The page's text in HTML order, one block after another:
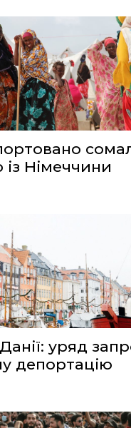
Німеччини
уряд
депортацію